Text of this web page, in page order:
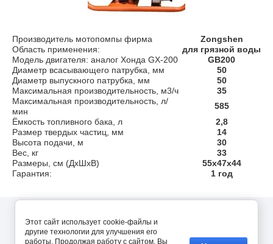
Производитель мотопомпы фирма
Zongshen
Область применения:
для грязной воды
Модель двигателя: аналог Хонда GX-200
GB200
Диаметр всасывающего патрубка, мм
50
Диаметр выпускного патрубка, мм
50
Максимальная производительность, м3/ч
35
Максимальная производительность, л/
мин
585
Ёмкость топливного бака, л
2,8
Размер твердых частиц, мм
14
Высота подачи, м
30
Вес, кг
33
Размеры, см (ДхШхВ)
55x47x44
Гарантия:
1 год
Мегагрупп.ру
Этот сайт использует cookie-файлы и
другие технологии для улучшения его
работы. Продолжая работу с сайтом, Вы